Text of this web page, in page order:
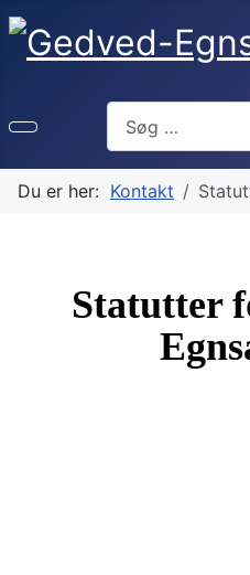
Du er her: Kontakt
Statutter